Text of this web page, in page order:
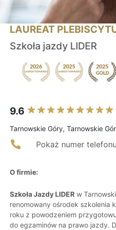
LAUREAT
Szkoła jazdy LIDER
9.6
Tarnowskie Góry, Tarnowskie
Pokaż numer telefonu
O firmie:
Szkoła Jazdy LIDER w
renomowany ośrodek szkolenia
roku z powodzeniem
do egzaminów na prawo jazdy.